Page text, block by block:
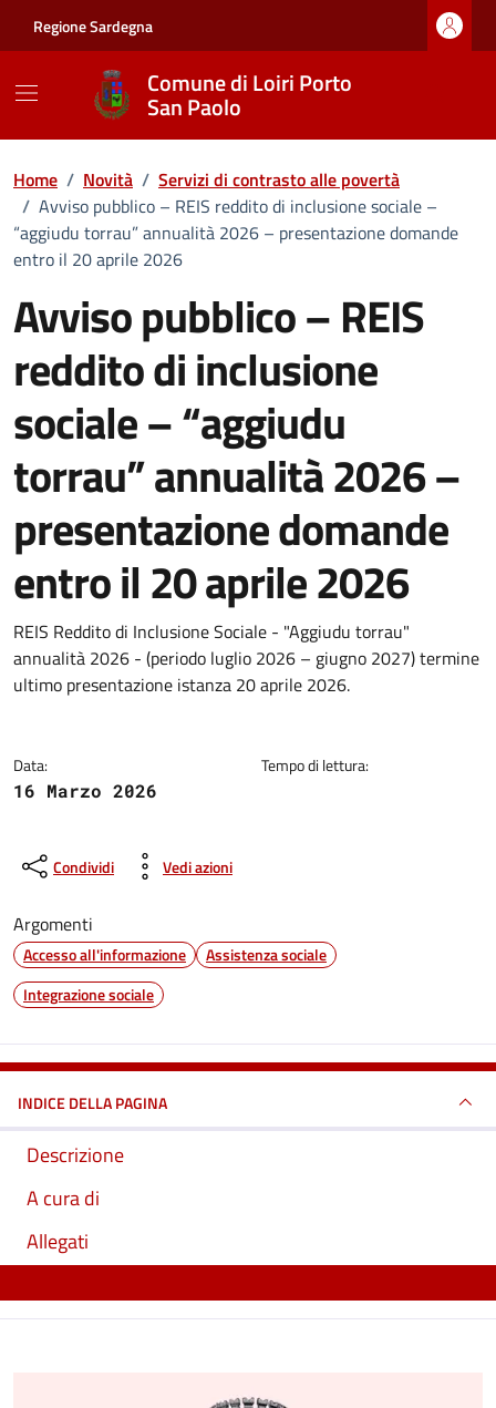
Regione Sardegna
Comune di Loiri Porto
San Paolo
Home / Novità / Servizi di contrasto alle povertà
/ Avviso pubblico – REIS reddito di inclusione sociale –
“aggiudu torrau” annualità 2026 – presentazione domande
entro il 20 aprile 2026
Avviso pubblico – REIS
reddito di inclusione
sociale – “aggiudu
torrau” annualità 2026 –
presentazione domande
entro il 20 aprile 2026
Dettagli della notizia
REIS Reddito di Inclusione Sociale - "Aggiudu torrau"
annualità 2026 - (periodo luglio 2026 – giugno 2027) termine
ultimo presentazione istanza 20 aprile 2026.
Data:
16 Marzo 2026
Tempo di lettura:
Condividi Vedi azioni
Argomenti
Accesso all'informazione
Assistenza sociale
Integrazione sociale
INDICE DELLA PAGINA
Descrizione
A cura di
Allegati